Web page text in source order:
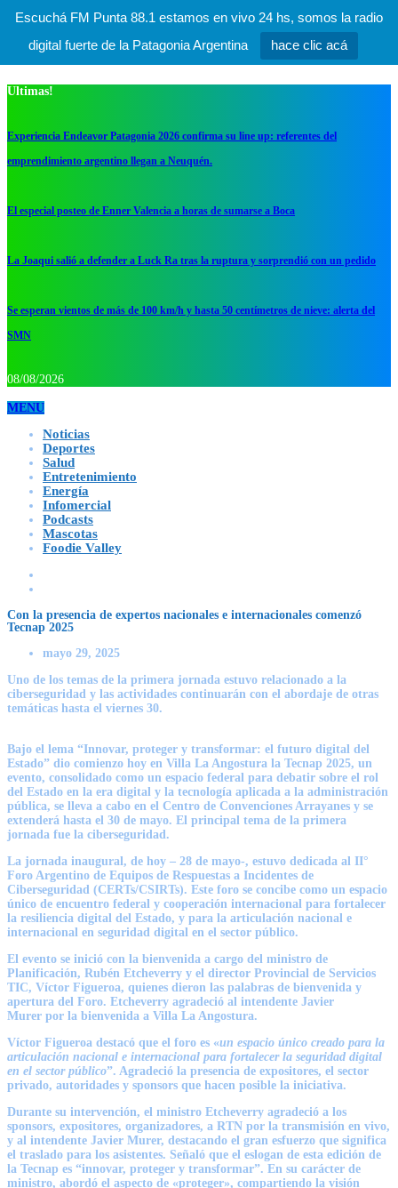
Escuchá FM Punta 88.1 estamos en vivo 24 hs, somos la radio
digital fuerte de la Patagonia Argentina
hace clic acá
Ultimas!
Experiencia Endeavor Patagonia 2026 confirma su line up: referentes del
emprendimiento argentino llegan a Neuquén.
El especial posteo de Enner Valencia a horas de sumarse a Boca
La Joaqui salió a defender a Luck Ra tras la ruptura y sorprendió con un pedido
Se esperan vientos de más de 100 km/h y hasta 50 centímetros de nieve: alerta del
SMN
08/08/2026
MENU
Noticias
Deportes
Salud
Entretenimiento
Energía
Infomercial
Podcasts
Mascotas
Foodie Valley
Con la presencia de expertos nacionales e internacionales comenzó
Tecnap 2025
mayo 29, 2025
Uno de los temas de la primera jornada estuvo relacionado a la
ciberseguridad y las actividades continuarán con el abordaje de otras
temáticas hasta el viernes 30.
Bajo el lema “Innovar, proteger y transformar: el futuro digital del
Estado” dio comienzo hoy en Villa La Angostura la Tecnap 2025, un
evento, consolidado como un espacio federal para debatir sobre el rol
del Estado en la era digital y la tecnología aplicada a la administración
pública, se lleva a cabo en el Centro de Convenciones Arrayanes y se
extenderá hasta el 30 de mayo. El principal tema de la primera
jornada fue la ciberseguridad.
La jornada inaugural, de hoy – 28 de mayo-, estuvo dedicada al II°
Foro Argentino de Equipos de Respuestas a Incidentes de
Ciberseguridad (CERTs/CSIRTs). Este foro se concibe como un espacio
único de encuentro federal y cooperación internacional para fortalecer
la resiliencia digital del Estado, y para la articulación nacional e
internacional en seguridad digital en el sector público.
El evento se inició con la bienvenida a cargo del ministro de
Planificación, Rubén Etcheverry y el director Provincial de Servicios
TIC, Víctor Figueroa, quienes dieron las palabras de bienvenida y
apertura del Foro. Etcheverry agradeció al intendente Javier
Murer por la bienvenida a Villa La Angostura.
Víctor Figueroa destacó que el foro es «un espacio único creado para la
articulación nacional e internacional para fortalecer la seguridad digital
en el sector público”. Agradeció la presencia de expositores, el sector
privado, autoridades y sponsors que hacen posible la iniciativa.
Durante su intervención, el ministro Etcheverry agradeció a los
sponsors, expositores, organizadores, a RTN por la transmisión en vivo,
y al intendente Javier Murer, destacando el gran esfuerzo que significa
el traslado para los asistentes. Señaló que el eslogan de esta edición de
la Tecnap es “innovar, proteger y transformar”. En su carácter de
ministro, abordó el aspecto de «proteger», compartiendo la visión